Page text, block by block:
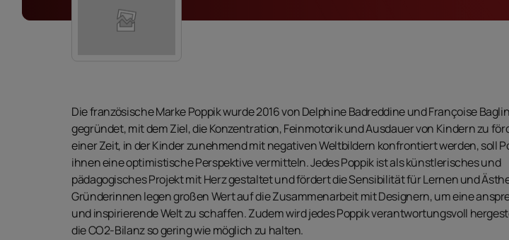
Die französische Marke Poppik wurde 2016 von Delphine Badreddine und Françoise Baglin
gegründet, mit dem Ziel, die Konzentration, Feinmotorik und Ausdauer von Kindern zu
einer Zeit, in der Kinder zunehmend mit negativen Weltbildern konfrontiert werden, soll
ihnen eine optimistische Perspektive vermitteln. Jedes Poppik ist als künstlerisches und
pädagogisches Projekt mit Herz gestaltet und fördert die Sensibilität für Lernen und
Gründerinnen legen großen Wert auf die Zusammenarbeit mit Designern, um eine
und inspirierende Welt zu schaffen. Zudem wird jedes Poppik verantwortungsvoll
die CO2-Bilanz so gering wie möglich zu halten.